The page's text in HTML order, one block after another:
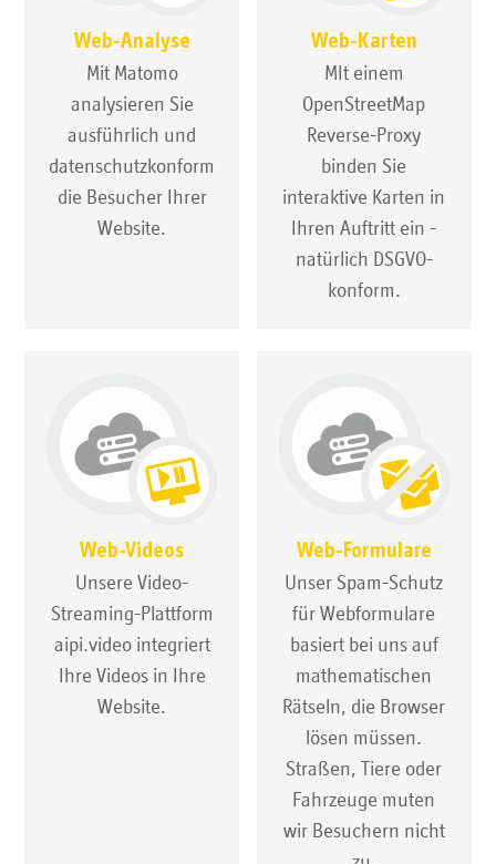
Web-Analyse
Mit Matomo
analysieren Sie
ausführlich und
datenschutzkonform
die Besucher Ihrer
Website.
Web-Karten
MIt einem
OpenStreetMap
Reverse-Proxy
binden Sie
interaktive Karten in
Ihren Auftritt ein -
natürlich DSGVO-
konform.
Web-Videos
Unsere Video-
Streaming-Plattform
aipi.video integriert
Ihre Videos in Ihre
Website.
Web-Formulare
Unser Spam-Schutz
für Webformulare
basiert bei uns auf
mathematischen
Rätseln, die Browser
lösen müssen.
Straßen, Tiere oder
Fahrzeuge muten
wir Besuchern nicht